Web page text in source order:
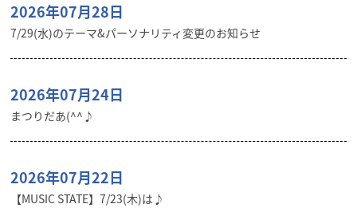
2026年07月28日
7/29(水)のテーマ&パーソナリティ変更のお知らせ
2026年07月24日
まつりだあ(^^♪
2026年07月22日
【MUSIC STATE】7/23(木)は♪